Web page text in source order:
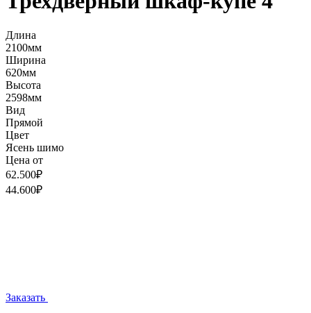
Длина
2100мм
Ширина
620мм
Высота
2598мм
Вид
Прямой
Цвет
Ясень шимо
Цена от
62.500₽
44.600₽
Заказать